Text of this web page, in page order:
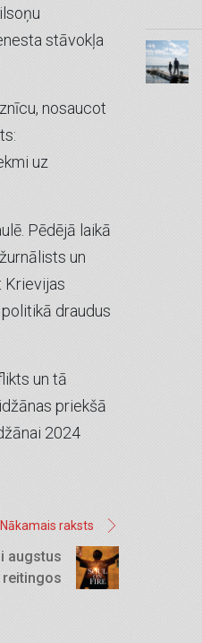
stāvokļa
nosaucot
uz
Pēdējā laikā
un
Krievijas
draudus
un tā
priekšā
2024
Nākamais raksts
augstus
reitingos